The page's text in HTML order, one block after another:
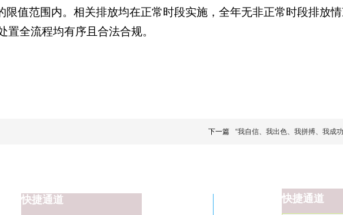
值范围内。相关排放均在正常时段实施，全年无非正常时段排放
全流程均有序且合法合规。
下一篇 “我自信、我出色、我拼搏、我
快捷通道 快捷通道